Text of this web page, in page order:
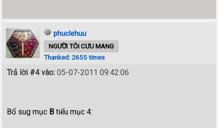
phuclehuu
NGƯỜI TÔI CƯU MANG
Thanked: 2655 times
Trả lời #4 vào: 05-07-2011 09:42:06
Bổ sug mục B tiểu mục 4: